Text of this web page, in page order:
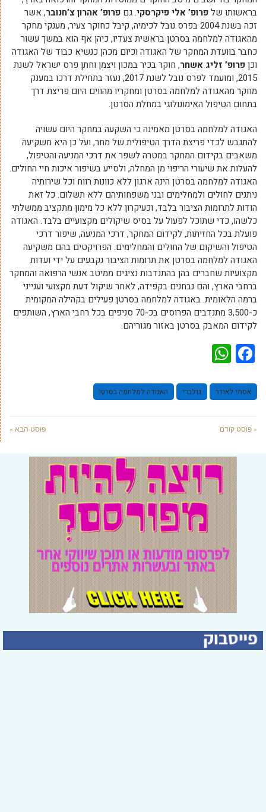
בראשותו שלפרופ’ אלי פיקרסקי. גם פרופ’ אהרון צ’חנובר, אשר
זכה בשנת 2004 בפרס נובל לכימיה, קיבל כחוקר צעיר, מענקי מחקר
מהאגודה למלחמה בסרטן בראשית צעדיו, כיהן אף הוא במשך עשור
כחבר בוועדת המחקר של האגודה וכיום מכהן כנשיא כבוד של האגודה
וכןפרופ’ זליג אשחר, חוקר בכיר במכון ויצמן וחתן פרס ישראל לשנת
2015, ומועמד לפרס נובל לשנת 2017, נעזר בתחילת דרכו במענק
מחקר מהאגודה למלחמה בסרטן ומחקריו מהווים היום פריצת דרך
בתחום הטיפול האימונולוגי במחלת הסרטן.
האגודה למלחמה בסרטן מאמינה כי השקעה במחקר היום עשויה
להתגבש לכדי פריצת הדרך הטיפולית של מחר, ועל כן היא משקיעה
משאבים בקידום המחקר במטרה לשפר את דרכי המניעה והטיפול,
להעלות את שיעורי הריפוי מן המחלה, ולסייע בשיפור איכות חיי החולים.
האגודה למלחמה בסרטן הינה ארגון ללא כוונות רווח וכל שירותיה
ניתנים לחולים ולמחלימים ובני משפחותיהם ללא תשלום. כל זאת
הודות לתרומות הציבור בלבד, וכעיקרון ללא כל מימון מתקציב ממשלתי
כלשהו, כדי שתוכל לפעול על בסיס שיקולים מקצועיים בלבד. האגודה
פועלת בכל החזיתות, לקידום המחקר, דרכי המניעה, שיפור דרכי
הטיפול והשיקום של החולים והמחלימים. הפרויקטים בהם משקיעה
האגודה למלחמה בסרטן את תרומות הציבור נקבעים על ידי ועדות
מקצועיות שחברים בהן בהתנדבות נציגים ממיטב אנשי הרפואה והמחקר
ברחבי הארץ, והם נבחנים בקפידה, לאחר שיקול דעת מקצועי וענייני
ברמה הלאומית. באגודה למלחמה בסרטן פעילים בקהילה המקומית
כ-3,500 מתנדבים הפרוסים בכ-70 סניפים בכל רחבי הארץ, השותפים
לקידום המאבק בסרטן באזור מגוריהם.
Facebook
אסתי לאודר גולברי האגודה למלחמה בסרטן
« פוסט קודם פוסט הבא »